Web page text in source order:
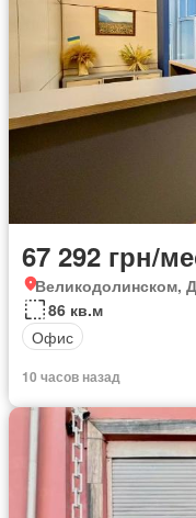
67 292 грн/
Великодолинском,
86 кв.м
Офис
10 часов назад